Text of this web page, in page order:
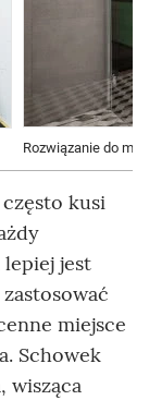
Rozwiązanie do
kusi
lepiej jest
miejsce
Schowek
wisząca